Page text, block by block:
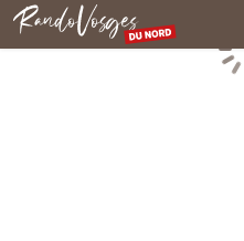
Rando Vosges du Nord